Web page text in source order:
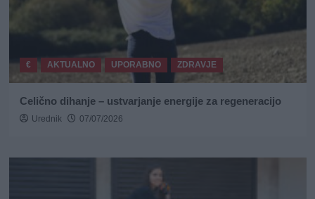
€ AKTUALNO UPORABNO ZDRAVJE
Celično dihanje – ustvarjanje energije za regeneracijo
Urednik 07/07/2026